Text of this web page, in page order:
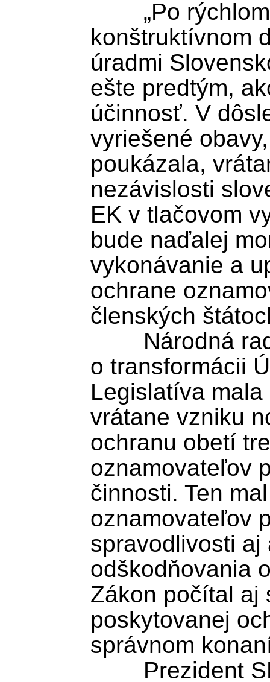
konštruktívnom
úradmi
ešte predtým,
účinnosť. V
vyriešené
poukázala,
nezávislosti
EK v tlačovom
bude naďalej
vykonávanie a
ochrane
členských
o transformácii
Legislatíva
vrátane vzniku
ochranu obetí
oznamovateľov
činnosti. Ten
oznamovateľov
spravodlivosti aj
odškodňovania
Zákon počítal aj
poskytovanej
správnom